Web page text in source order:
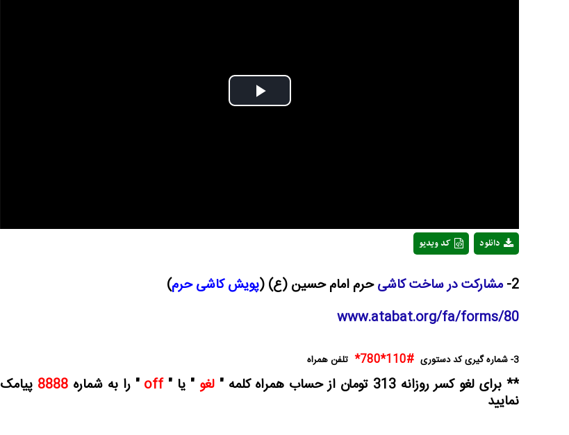
Play
کد ویدیو دانلود
2- مشارکت در ساخت کاشیحرم امام حسین (ع) (پویش کاشی حرم)
www.atabat.org/fa/forms/80
3- شماره گیری کد دستوری #110*780* تلفن همراه
** برای لغو کسر روزانه 313 تومان از حساب همراه کلمه " لغو " یا "off " را به شماره 8888 پیامک
نمایید